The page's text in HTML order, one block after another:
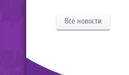
Все новости